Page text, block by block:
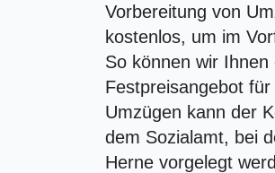
Vorbereitung von
kostenlos, um im
So können wir
Festpreisangebot
Umzügen kann der
dem Sozialamt, bei
Herne vorgelegt